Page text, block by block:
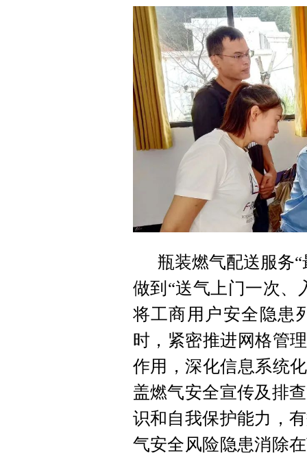
瓶装燃气配送服务
做到“送气上门一次、
将工商用户安全隐患
时，紧密推进网格管
作用，深化信息系统
盖燃气安全宣传及排
识和自我保护能力，
气安全风险隐患消除